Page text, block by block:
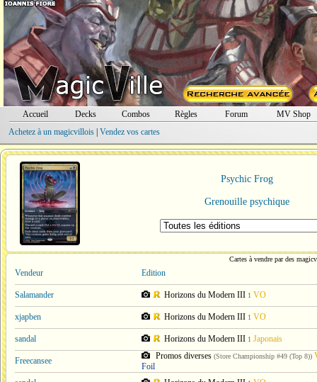
Accueil Decks Combos Règles Forum
MV Shop
Achetez à un magicvillois| Vendez vos cartes
Psychic Frog
Grenouille psychique
Cartes à vendre par des
Vendeur Edition
Salamander Horizons du Modern III 1 VO
xjapben Horizons du Modern III 1 VO
sandal Horizons du Modern III 1 Japonais
Freecansee Promos diverses (Store Championship #49 (Top 8))
Foil